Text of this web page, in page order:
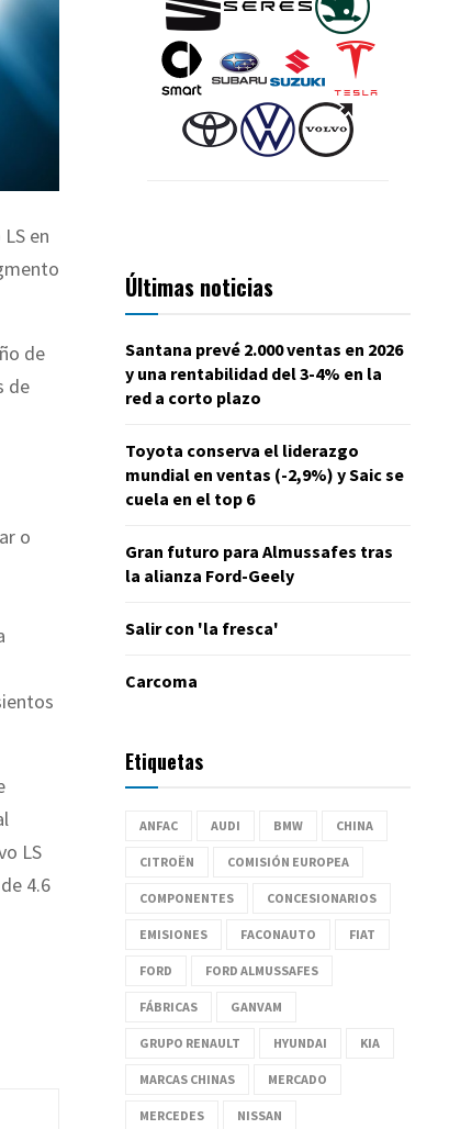
en
de
de
o
LS
4.6
Últimas noticias
Santana prevé 2.000 ventas en 2026
y una rentabilidad del 3-4% en la
red a corto plazo
Toyota conserva el liderazgo
mundial en ventas (-2,9%) y Saic se
cuela en el top 6
Gran futuro para Almussafes tras
la alianza Ford-Geely
Salir con 'la fresca'
Carcoma
Etiquetas
ANFAC AUDI BMW CHINA
CITROËN COMISIÓN EUROPEA
COMPONENTES CONCESIONARIOS
EMISIONES FACONAUTO FIAT
FORD FORD ALMUSSAFES
FÁBRICAS GANVAM
GRUPO RENAULT HYUNDAI KIA
MARCAS CHINAS MERCADO
MERCEDES NISSAN